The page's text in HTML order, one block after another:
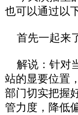
也可以通过以
首先一起来
解说：针对
站的显要位置
部门切实把握
管力度，降低